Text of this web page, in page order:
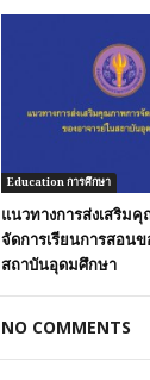
Education การศึกษา
แนวทางการส่งเสริม
จัดการเรียนการสอนข
สถาบันอุดมศึกษา
NO COMMENTS